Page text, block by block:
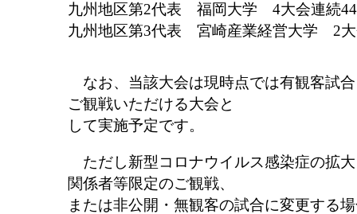
九州地区第2代表 福岡大学 4大会連続
九州地区第3代表 宮崎産業経営大学 2大
なお、当該大会は現時点では有観客試
ご観戦いただける大会と
して実施予定です。
ただし新型コロナウイルス感染症の拡
関係者等限定のご観戦、
または非公開・無観客の試合に変更する